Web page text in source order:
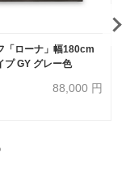
「ローナ」幅180cm
ハイタイプ GY グレー色
88,000 円